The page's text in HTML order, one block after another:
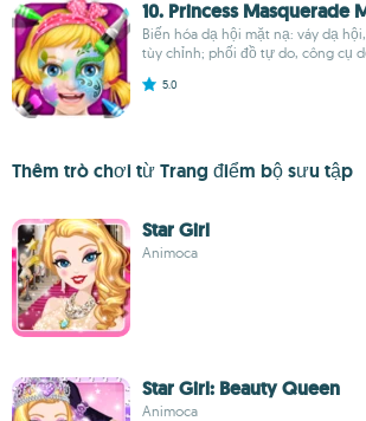
10. Princess Masquerade
Biến hóa dạ hội mặt nạ: váy dạ
tùy chỉnh; phối đồ tự do, công cụ
5.0
Thêm trò chơi từ Trang điểm bộ sưu tập
Star Girl
Animoca
Star Girl: Beauty Queen
Animoca